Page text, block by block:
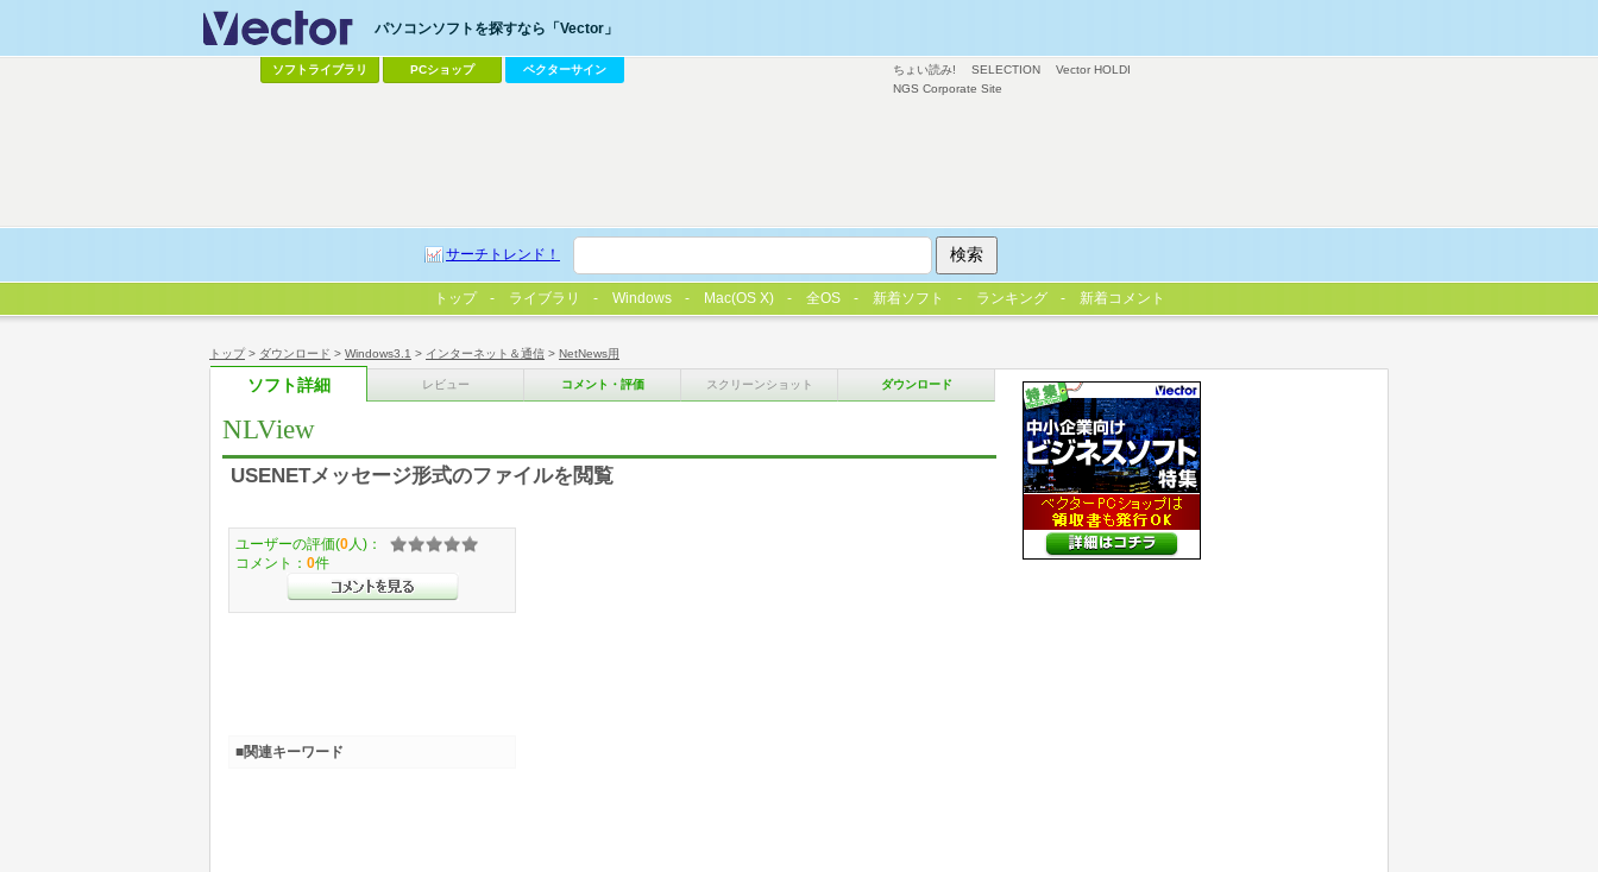
トップ> ダウンロード > Windows3.1 > インターネット＆通信 > NetNews用
ソフト詳細 レビュー コメント・評価 スクリーンショット ダウンロード
NLView
USENETメッセージ形式のファイルを閲覧
ユーザーの評価(0 人)：
コメント： 0件
■関連キーワード
ちょい読み! SELECTION
Vector HOLDI
NGS Corporate Site
パソコンソフトを探すなら「Vector」
ソフトライブラリ PCショップ ベクターサイン
サーチトレンド！
トップ ライブラリ Windows Mac(OS X) 全OS 新着ソフト ランキング 新着コメント